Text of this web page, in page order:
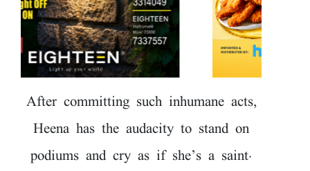
After committing such inhumane acts,
Heena has the audacity to stand on
podiums and cry as if she’s a saint.